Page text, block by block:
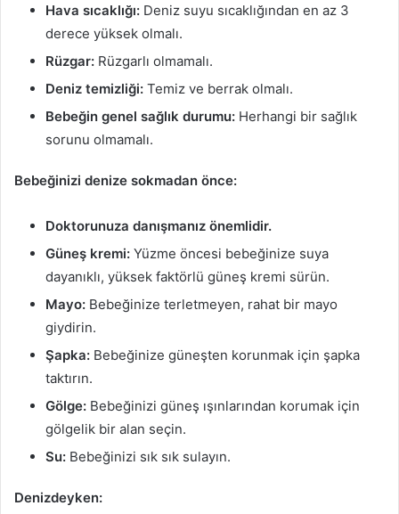
Hava sıcaklığı: Deniz suyu sıcaklığından en az 3
derece yüksek olmalı.
Rüzgar: Rüzgarlı olmamalı.
Deniz temizliği: Temiz ve berrak olmalı.
Bebeğin genel sağlık durumu: Herhangi bir sağlık
sorunu olmamalı.
Bebeğinizi denize sokmadan önce:
Doktorunuza danışmanız önemlidir.
Güneş kremi: Yüzme öncesi bebeğinize suya
dayanıklı, yüksek faktörlü güneş kremi sürün.
Mayo: Bebeğinize terletmeyen, rahat bir mayo
giydirin.
Şapka: Bebeğinize güneşten korunmak için şapka
taktırın.
Gölge: Bebeğinizi güneş ışınlarından korumak için
gölgelik bir alan seçin.
Su: Bebeğinizi sık sık sulayın.
Denizdeyken: